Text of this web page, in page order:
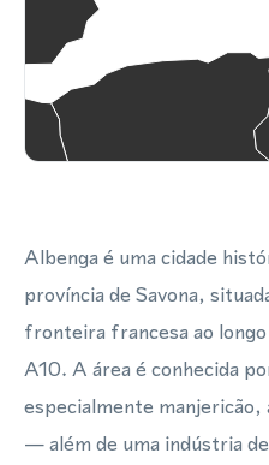
Albenga é uma cidade
província de Savona,
fronteira francesa ao
A10. A área é conhecida
especialmente
— além de uma indústria